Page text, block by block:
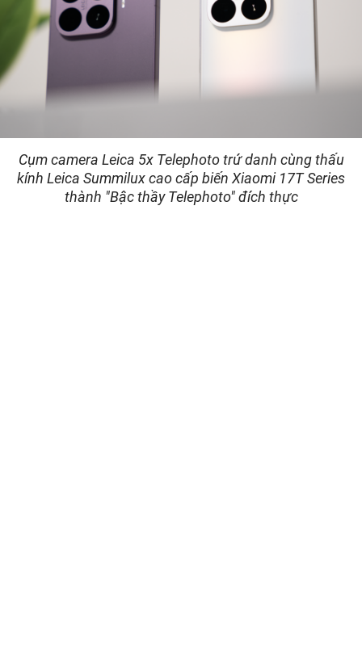
Cụm camera Leica 5x Telephoto trứ danh cùng thấu
kính Leica Summilux cao cấp biến Xiaomi 17T Series
thành "Bậc thầy Telephoto" đích thực